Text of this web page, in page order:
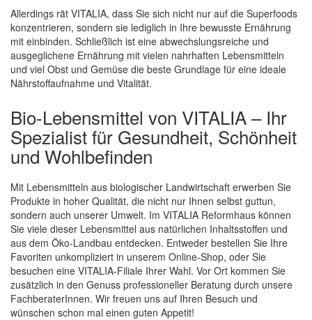
Allerdings rät VITALIA, dass Sie sich nicht nur auf die Superfoods
konzentrieren, sondern sie lediglich in Ihre bewusste Ernährung
mit einbinden. Schließlich ist eine abwechslungsreiche und
ausgeglichene Ernährung mit vielen nahrhaften Lebensmitteln
und viel Obst und Gemüse die beste Grundlage für eine ideale
Nährstoffaufnahme und Vitalität.
Bio-Lebensmittel von VITALIA – Ihr
Spezialist für Gesundheit, Schönheit
und Wohlbefinden
Mit Lebensmitteln aus biologischer Landwirtschaft erwerben Sie
Produkte in hoher Qualität, die nicht nur Ihnen selbst guttun,
sondern auch unserer Umwelt. Im VITALIA Reformhaus können
Sie viele dieser Lebensmittel aus natürlichen Inhaltsstoffen und
aus dem Öko-Landbau entdecken. Entweder bestellen Sie Ihre
Favoriten unkompliziert in unserem Online-Shop, oder Sie
besuchen eine VITALIA-Filiale Ihrer Wahl. Vor Ort kommen Sie
zusätzlich in den Genuss professioneller Beratung durch unsere
FachberaterInnen. Wir freuen uns auf Ihren Besuch und
wünschen schon mal einen guten Appetit!